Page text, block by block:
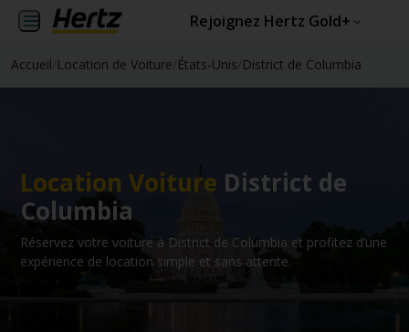
Rejoignez Hertz Gold+
Accueil Location de Voiture États-Unis District de Columbia
Location Voiture District de
Columbia
Réservez votre voiture à District de Columbia et profitez d’une
expérience de location simple et sans attente.